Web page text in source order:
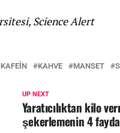
Science Alert
KAFEIN KAHVE MANSET
UP NEXT
Yaratıcılıktan kilo
şekerlemenin 4